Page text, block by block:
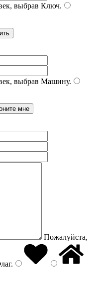
выбрав Ключ.
выбрав Машину.
Пожалуйста,
.